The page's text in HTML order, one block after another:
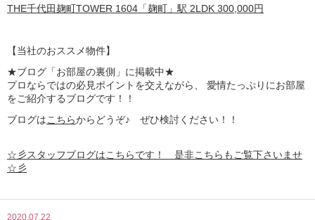
THE千代田麹町TOWER 1604「麹町」駅 2LDK 300,000円
【当社のおススメ物件】
★ブログ「お部屋の裏側」に掲載中★
プロならではの必見ポイントを交えながら、 愛情たっぷりにお部屋
をご紹介するブログです！！
ブログはこちらからどうぞ♪ ぜひ検討ください！！
☆彡スタッフブログはこちらです！ 是非こちらもご覧下さいませ
☆彡
2020.07.22